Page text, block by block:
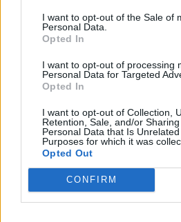
I want to opt-out of the Sale of
Personal Data.
Opted In
I want to opt-out of processing
Personal Data for Targeted
Opted In
I want to opt-out of Collection,
Retention, Sale, and/or
Personal Data that Is
Purposes for which it was
Opted Out
CONFIRM
Κίσσαμος: 32χρονος
από
Τραγωδία στα Μάλια:ΚΡΗΤΗ 11:59
Τραγωδία
Τραγωδία